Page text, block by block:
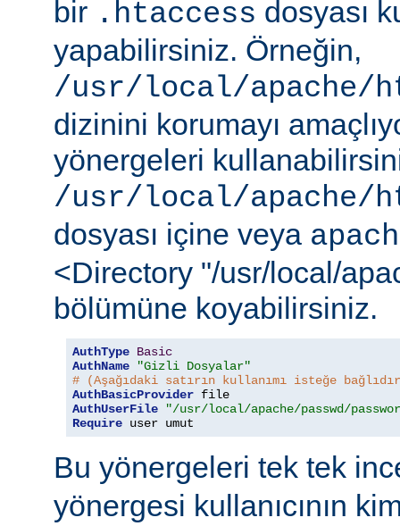
bir .htaccess dosyası
yapabilirsiniz. Örneğin,
/usr/local/apache/
dizinini korumayı
yönergeleri
/usr/local/apache/
dosyası içine veya
<Directory "/usr/local/
bölümüne koyabilirsiniz.
AuthType Basic
AuthName
"Gizli Dosyalar"
# (Aşağıdaki satırın kullanımı isteğe
AuthBasicProvider
AuthUserFile
"/usr/local/apache/passwd/
Require user umut
Bu yönergeleri tek tek
yönergesi kullanıcının